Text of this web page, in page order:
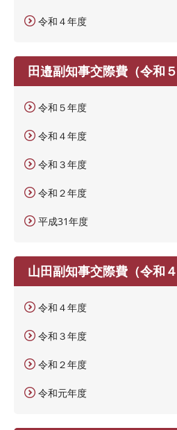
令和４年度
田邉副知事交際費（令和
令和５年度
令和４年度
令和３年度
令和２年度
平成31年度
山田副知事交際費（令和
令和４年度
令和３年度
令和２年度
令和元年度